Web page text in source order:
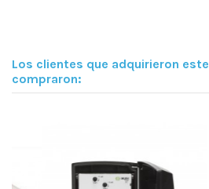
Los clientes que adquirieron
compraron: